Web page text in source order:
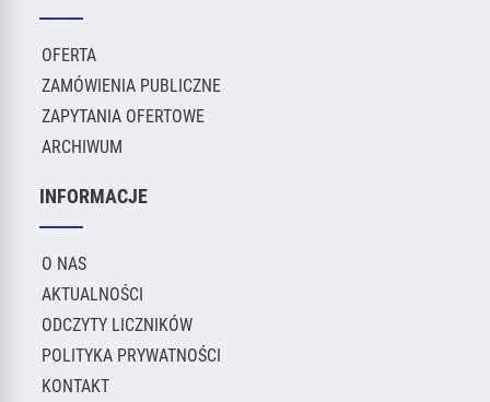
OFERTA
ZAMÓWIENIA PUBLICZNE
ZAPYTANIA OFERTOWE
ARCHIWUM
INFORMACJE
O NAS
AKTUALNOŚCI
ODCZYTY LICZNIKÓW
POLITYKA PRYWATNOŚCI
KONTAKT